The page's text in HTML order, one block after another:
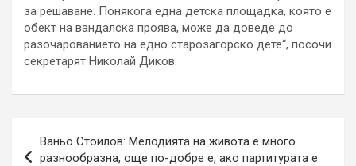
за решаване. Понякога една детска площадка, която е
обект на вандалска проява, може да доведе до
разочарованието на едно старозагорско дете“, посочи
секретарят Николай Диков.
Ваньо Стоилов: Мелодията на живота е много
разнообразна, още по-добре е, ако партитурата е